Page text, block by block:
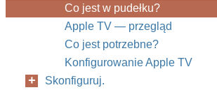
Co jest w pudełku?
Apple TV — przegląd
Co jest potrzebne?
Konfigurowanie Apple TV
Skonfiguruj.